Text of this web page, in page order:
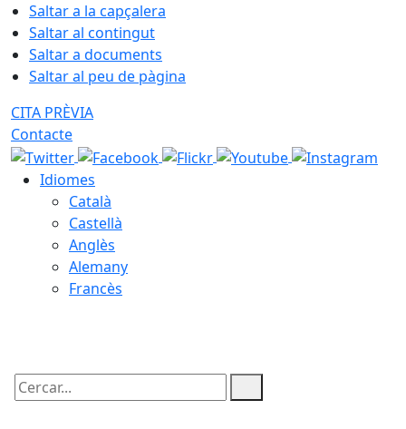
Saltar a la capçalera
Saltar al contingut
Saltar a documents
Saltar al peu de pàgina
CITA PRÈVIA
Contacte
Idiomes
Català
Castellà
Anglès
Alemany
Francès
Cercar: